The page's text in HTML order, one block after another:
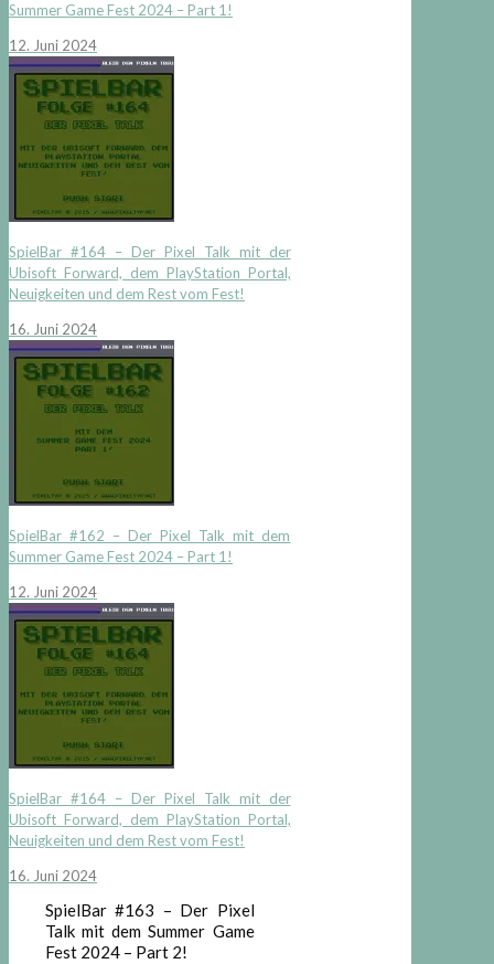
Summer Game Fest 2024 – Part 1!
12. Juni 2024
SpielBar #164 – Der Pixel Talk mit der
Ubisoft Forward, dem PlayStation Portal,
Neuigkeiten und dem Rest vom Fest!
16. Juni 2024
SpielBar #162 – Der Pixel Talk mit dem
Summer Game Fest 2024 – Part 1!
12. Juni 2024
SpielBar #164 – Der Pixel Talk mit der
Ubisoft Forward, dem PlayStation Portal,
Neuigkeiten und dem Rest vom Fest!
16. Juni 2024
SpielBar #163 – Der Pixel
Talk mit dem Summer Game
Fest 2024 – Part 2!